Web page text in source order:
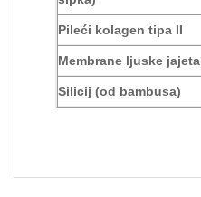
Pileći kolagen tipa II
Membrane ljuske jajeta
Silicij (od bambusa)